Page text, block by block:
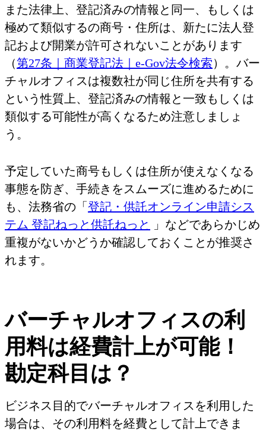
また法律上、登記済みの情報と同一、もしくは
極めて類似するの商号・住所は、新たに法人登
記および開業が許可されないことがあります
（第27条｜商業登記法｜e-Gov法令検索）。バー
チャルオフィスは複数社が同じ住所を共有する
という性質上、登記済みの情報と一致もしくは
類似する可能性が高くなるため注意しましょ
う。
予定していた商号もしくは住所が使えなくなる
事態を防ぎ、手続きをスムーズに進めるために
も、法務省の「 登記・供託オンライン申請シス
テム 登記ねっと供託ねっと
」などであらかじめ
重複がないかどうか確認しておくことが推奨さ
れます。
バーチャルオフィスの利
用料は経費計上が可能！
勘定科目は？
ビジネス目的でバーチャルオフィスを利用した
場合は、その利用料を経費として計上できま